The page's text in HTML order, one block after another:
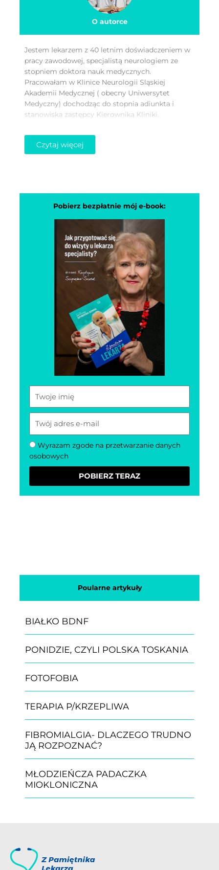
O autorce
Jestem lekarzem z 40 letnim doświadczeniem w
pracy zawodowej, specjalistą neurologiem ze
stopniem doktora nauk medycznych.
Pracowałam w Klinice Neurologii Sląskiej
Akademii Medycznej ( obecny Uniwersytet
Medyczny) dochodząc do stopnia adiunkta i
stanowiska zastępcy Kierownika Kliniki.
Przez 16 lat byłam ordynatorem oddziału
neurologii i oddziału udarowego w Szpitalu
kierunek : zarządzanie placówkami służby
Poza tym od ponad 20 lat prowadzę w
Katowicach samodzielną, neurologiczną praktykę
specjalistyczną pracownię EEG (
elektroencefalografia ) a ostatnio od kilku lat
również terapię ośrodkowego układu nerwowego
metodą Biofeedback. Posiadam certyfikat z
neurofizjologii kwalifikujący do oceny badań EEG
oraz terapii biofeedback.
Prywatnie, mieszkam w Katowicach, mąż jest
lekarzem, mam 3 wspaniałych, dorosłych synów,
cudowne wnuki i kochanego psa.
Od kilku lat planowałam podzielić się moimi
doświadczeniami z pracy zawodowej, spisując
ciekawe przypadki, ciekawe zdarzenia
humorystyczne ( bo i takie się zdarzają) oraz
odpowiadać na częste pytania pacjentów.
Czytaj więcej
Pobierz bezpłatnie mój e-book:
Wyrazam zgode na przetwarzanie danych
osobowych
POBIERZ TERAZ
Poularne artykuły
BIAŁKO BDNF
PONIDZIE, CZYLI POLSKA TOSKANIA
FOTOFOBIA
TERAPIA P/KRZEPLIWA
FIBROMIALGIA- DLACZEGO TRUDNO
JĄ ROZPOZNAĆ?
MŁODZIEŃCZA PADACZKA
MIOKLONICZNA